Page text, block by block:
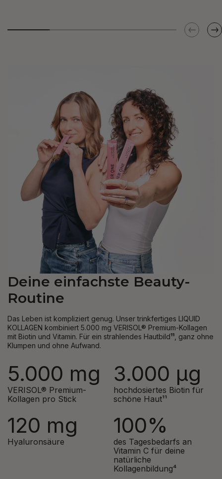
Deine einfachste Beauty-
Routine
Das Leben ist kompliziert genug. Unser trinkfertiges LIQUID
KOLLAGEN kombiniert 5.000 mg VERISOL® Premium-Kollagen
mit Biotin und Vitamin. Für ein strahlendes Hautbild¹¹, ganz ohne
Klumpen und ohne Aufwand.
5.000 mg
VERISOL® Premium-
Kollagen pro Stick
3.000 µg
hochdosiertes Biotin für
schöne Haut¹¹
120 mg
Hyaluronsäure
100%
des Tagesbedarfs an
Vitamin C für deine
natürliche
Kollagenbildung⁴